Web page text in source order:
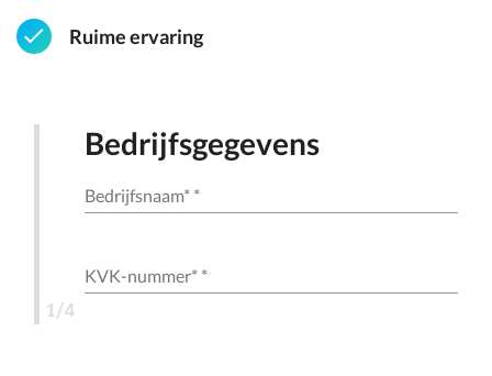
Ruime ervaring
1/4
Bedrijfsgegevens
Bedrijfsnaam* *
KVK-nummer* *